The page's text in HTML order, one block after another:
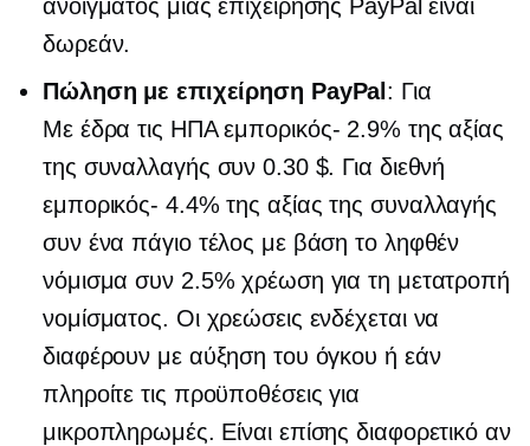
ανοίγματος μιας επιχείρησης PayPal είναι
δωρεάν.
Πώληση με επιχείρηση PayPal : Για
Με έδρα τις ΗΠΑ εμπορικός- 2.9% της αξίας
της συναλλαγής συν 0.30 $. Για διεθνή
εμπορικός- 4.4% της αξίας της συναλλαγής
συν ένα πάγιο τέλος με βάση το ληφθέν
νόμισμα συν 2.5% χρέωση για τη μετατροπή
νομίσματος. Οι χρεώσεις ενδέχεται να
διαφέρουν με αύξηση του όγκου ή εάν
πληροίτε τις προϋποθέσεις για
μικροπληρωμές. Είναι επίσης διαφορετικό αν